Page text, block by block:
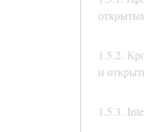
1.5.2.
и
1.5.3.